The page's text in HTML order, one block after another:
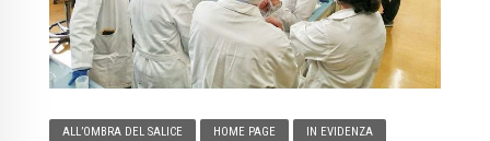
ALL’OMBRA DEL SALICE HOME PAGE IN EVIDENZA